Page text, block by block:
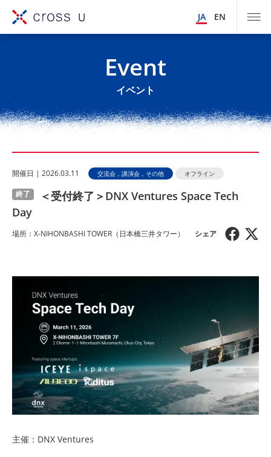
JA EN
Event
イベント
開催⽇ | 2026.03.11 交流会，講演会，その他 オフライン
終了
＜受付終了＞DNX Ventures Space Tech
Day
場所：X-NIHONBASHI TOWER（日本橋三井タワー）
主催：DNX Ventures